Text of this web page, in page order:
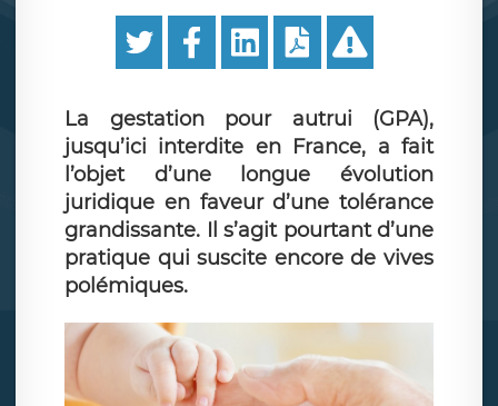
La gestation pour autrui (GPA),
jusqu’ici interdite en France, a fait
l’objet d’une longue évolution
juridique en faveur d’une tolérance
grandissante. Il s’agit pourtant d’une
pratique qui suscite encore de vives
polémiques.